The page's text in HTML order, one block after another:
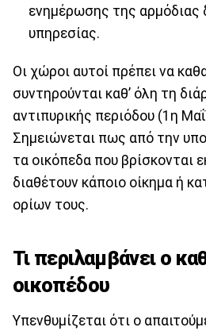
ενημέρωσης της αρμόδιας
υπηρεσίας.
Οι χώροι αυτοί πρέπει να
συντηρούνται καθ’ όλη τη
αντιπυρικής περιόδου (1η
Σημειώνεται πως από την
τα οικόπεδα που βρίσκονται
διαθέτουν κάποιο οίκημα ή
ορίων τους.
Τι περιλαμβάνει ο
οικοπέδου
Υπενθυμίζεται ότι ο